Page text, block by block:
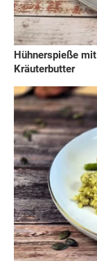
Hühnerspieße
Kräuterbutter